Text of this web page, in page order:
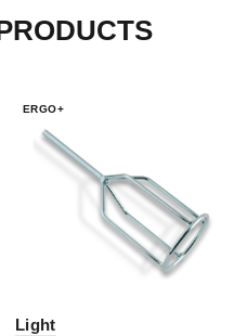
ERGO+
Light